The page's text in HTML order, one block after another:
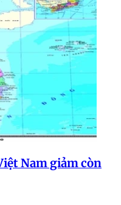
Nam giảm còn